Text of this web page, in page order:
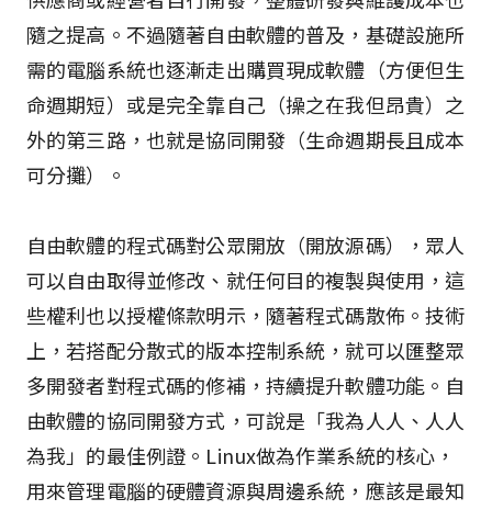
隨之提高。不過隨著自由軟體的普及，基礎設施所
需的電腦系統也逐漸走出購買現成軟體（方便但生
命週期短）或是完全靠自己（操之在我但昂貴）之
外的第三路，也就是協同開發（生命週期長且成本
可分攤）。
自由軟體的程式碼對公眾開放（開放源碼），眾人
可以自由取得並修改、就任何目的複製與使用，這
些權利也以授權條款明示，隨著程式碼散佈。技術
上，若搭配分散式的版本控制系統，就可以匯整眾
多開發者對程式碼的修補，持續提升軟體功能。自
由軟體的協同開發方式，可說是「我為人人、人人
為我」的最佳例證。Linux做為作業系統的核心，
用來管理電腦的硬體資源與周邊系統，應該是最知